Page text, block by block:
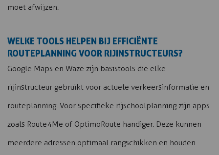
moet afwijzen.
WELKE TOOLS HELPEN BIJ EFFICIËNTE
ROUTEPLANNING VOOR RIJINSTRUCTEURS?
Google Maps en Waze zijn basistools die elke
rijinstructeur gebruikt voor actuele verkeersinformatie en
routeplanning. Voor specifieke rijschoolplanning zijn apps
zoals Route4Me of OptimoRoute handiger. Deze kunnen
meerdere adressen optimaal rangschikken en houden